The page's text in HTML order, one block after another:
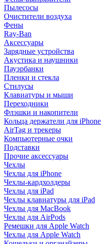
Пылесосы
Очистители воздуха
Фены
Ray-Ban
Аксессуары
Зарядные устройства
Акустика и наушники
Пауэрбанки
Пленки и стекла
Стилусы
Клавиатуры и мыши
Переходники
Флэшки и накопители
Кольца держатели для iPhone
AirTag и трекеры
Компьютерные очки
Подставки
Прочие аксессуары
Чехлы
Чехлы для iPhone
Чехлы-кардхолдеры
Чехлы для iPad
Чехлы клавиатуры для iPad
Чехлы для MacBook
Чехлы для AirPods
Ремешки для Apple Watch
Чехлы для Apple Watch